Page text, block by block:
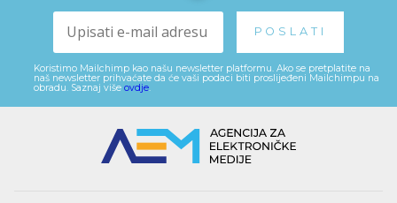
Koristimo Mailchimp kao našu newsletter platformu. Ako se pretplatite na
naš newsletter prihvaćate da će vaši podaci biti proslijeđeni Mailchimpu na
obradu. Saznaj više ovdje.